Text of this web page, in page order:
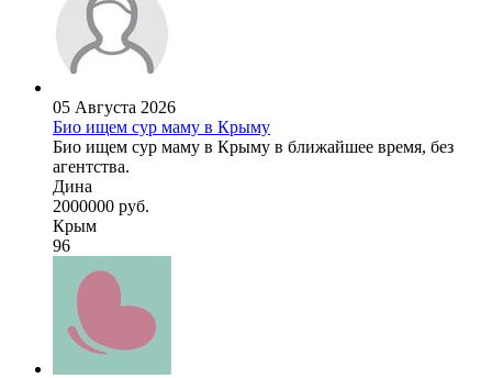
05 Августа 2026
Био ищем сур маму в Крыму
Био ищем сур маму в Крыму в ближайшее время, без
агентства.
Дина
2000000 руб.
Крым
96